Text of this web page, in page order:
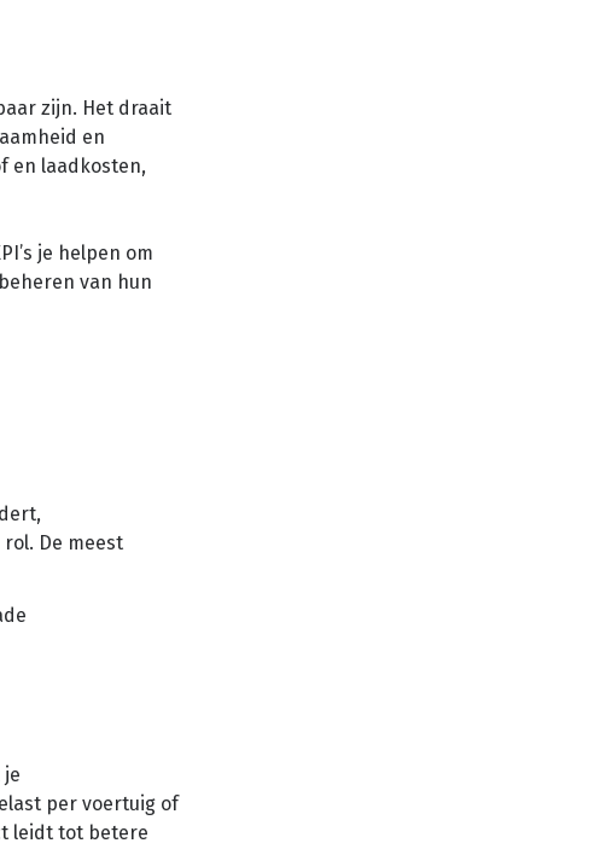
zijn. Het draait
en
en laadkosten,
je helpen om
van hun
De meest
per voertuig of
leidt tot betere